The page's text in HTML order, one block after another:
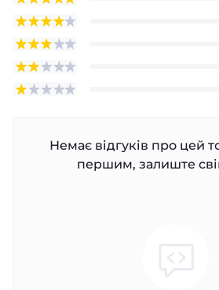
Немає відгуків про цей
першим, залиште